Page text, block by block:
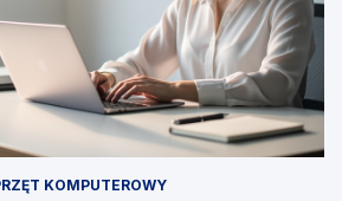
KOMPUTEROWY